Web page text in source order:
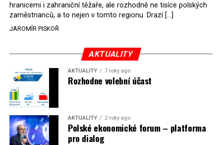
hranicemi i zahraniční těžaře, ale rozhodně ne tisíce polských
zaměstnanců, a to nejen v tomto regionu. Drazí […]
JAROMÍR PISKOŘ
AKTUALITY
AKTUALITY 7 roky ago
Rozhodne volební účast
AKTUALITY 2 roky ago
Polské ekonomické forum – platforma
pro dialog